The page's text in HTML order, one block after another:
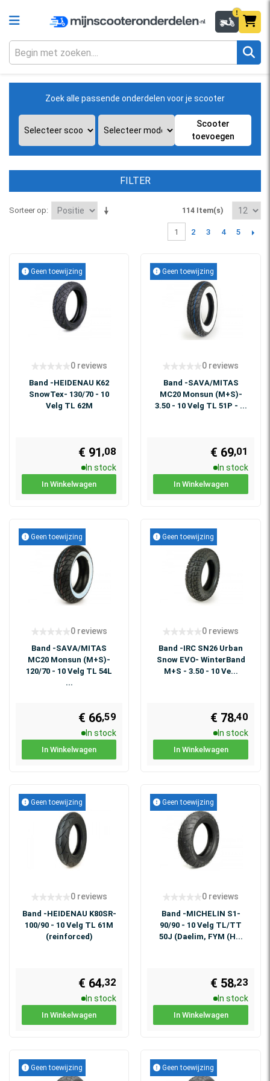
Zoek alle passende onderdelen voor je scooter
Scooter
toevoegen
FILTER
Sorteer op 114 Item(s)
1 2 3 4 5
Geen toewijzing
0 reviews
Band -HEIDENAU K62
SnowTex- 130/70 - 10
Velg TL 62M
€ 91,08
In stock
In Winkelwagen
Geen toewijzing
0 reviews
Band -SAVA/MITAS
MC20 Monsun (M+S)-
3.50 - 10 Velg TL 51P - ...
€ 69,01
In stock
In Winkelwagen
Geen toewijzing
0 reviews
Band -SAVA/MITAS
MC20 Monsun (M+S)-
120/70 - 10 Velg TL 54L
...
€ 66,59
In stock
In Winkelwagen
Geen toewijzing
0 reviews
Band -IRC SN26 Urban
Snow EVO- WinterBand
M+S - 3.50 - 10 Ve...
€ 78,40
In stock
In Winkelwagen
Geen toewijzing
0 reviews
Band -HEIDENAU K80SR-
100/90 - 10 Velg TL 61M
(reinforced)
€ 64,32
In stock
In Winkelwagen
Geen toewijzing
0 reviews
Band -MICHELIN S1-
90/90 - 10 Velg TL/TT
50J (Daelim, FYM (H...
€ 58,23
In stock
In Winkelwagen
Geen toewijzing Geen toewijzing